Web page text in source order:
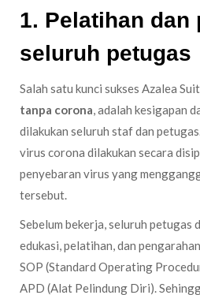
1. Pelatihan dan
seluruh petugas
Salah satu kunci sukses Azalea
tanpa corona, adalah kesigapan
dilakukan seluruh staf dan
virus corona dilakukan secara
penyebaran virus yang
tersebut.
Sebelum bekerja, seluruh petugas
edukasi, pelatihan, dan
SOP (Standard Operating
APD (Alat Pelindung Diri).